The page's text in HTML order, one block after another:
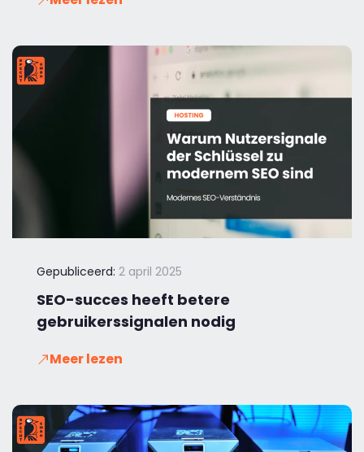
Gepubliceerd: 2 april 2025
SEO-succes heeft betere
gebruikerssignalen nodig
Meer lezen